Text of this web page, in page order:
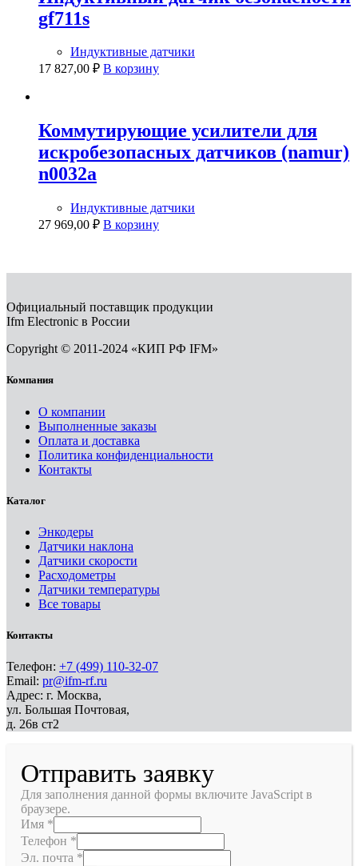
gf711s
Индуктивные датчики
17 827,00 ₽ В корзину
Коммутирующие усилители для
искробезопасных датчиков (namur)
n0032a
Индуктивные датчики
27 969,00 ₽ В корзину
Официальный поставщик продукции
Ifm Electronic в России
Copyright © 2011-2024 «КИП РФ IFM»
Компания
О компании
Выполненные заказы
Оплата и доставка
Политика конфиденциальности
Контакты
Каталог
Энкодеры
Датчики наклона
Датчики скорости
Расходометры
Датчики температуры
Все товары
Контакты
Телефон: +7 (499) 110-32-07
Email: pr@ifm-rf.ru
Адрес: г. Москва,
ул. Большая Почтовая,
д. 26в ст2
Отправить заявку
Для заполнения данной формы включите JavaScript в
браузере.
Имя *
Телефон *
Эл. почта *